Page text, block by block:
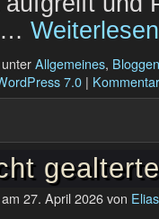
… Weiterlesen
Allgemeines, Bloggen
7.0 |
27. April 2026von Elias